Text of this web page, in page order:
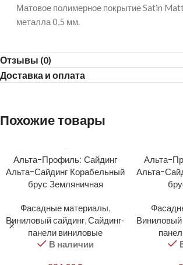
Матовое полимерное покрытие Satin
металла 0,5 мм.
Отзывы (0)
Доставка и оплата
Похожие товары
Альта-Профиль: Сайдинг
Альта-Сайдинг Корабельный
брус Земляничная
Фасадные материалы,
Виниловый сайдинг,Сайдинг-
панели виниловые
В наличии
Альта-
Альта-
Виниловый